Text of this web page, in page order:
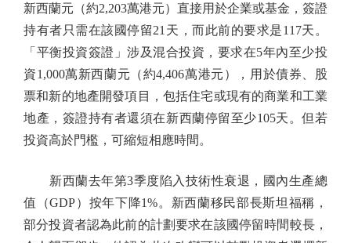
新西蘭元（約2,203萬港元）直接用於企業或基金，簽證
持有者只需在該國停留21天，而此前的要求是117天。
「平衡投資簽證」涉及混合投資，要求在5年內至少投
資1,000萬新西蘭元（約4,406萬港元），用於債券、股
票和新的地產開發項目，包括住宅或現有的商業和工業
地產，簽證持有者還須在新西蘭停留至少105天。但若
投資高於門檻，可縮短相應時間。
新西蘭去年第3季度陷入技術性衰退，國內生產總
值（GDP）按年下降1%。新西蘭移民部長斯坦福稱，
部分投資者認為此前的計劃要求在該國停留時間較長，